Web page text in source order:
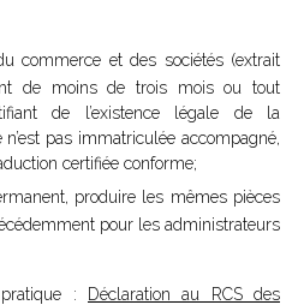
commerce et des sociétés (extrait
de moins de trois mois ou tout
de l’existence légale de la
pas immatriculée accompagné,
certifiée conforme;
produire les mêmes pièces
pour les administrateurs
: Déclaration au RCS des